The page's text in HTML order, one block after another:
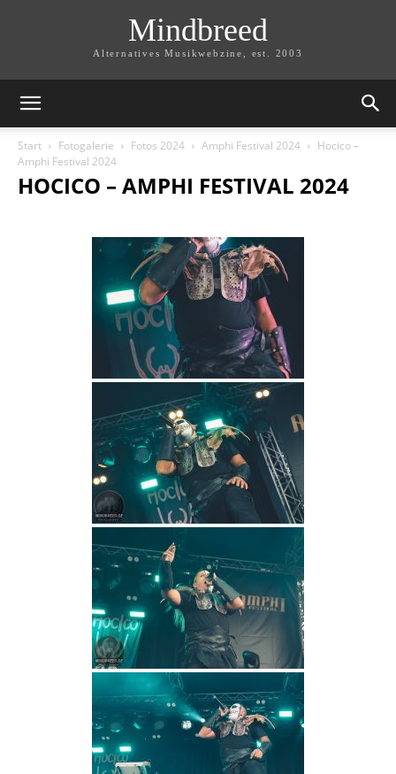
Mindbreed
Alternatives Musikwebzine, est. 2003
Start Fotogalerie Fotos 2024 Amphi Festival 2024
Hocico –
Amphi Festival 2024
HOCICO – AMPHI FESTIVAL 2024